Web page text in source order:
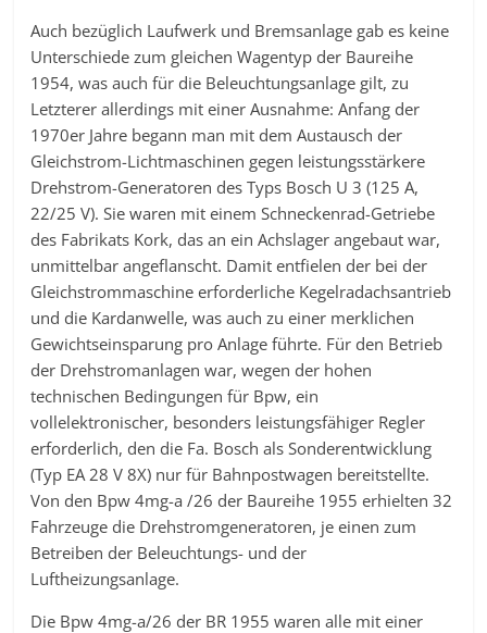
Auch bezüglich Laufwerk und Bremsanlage gab es keine
Unterschiede zum gleichen Wagentyp der Baureihe
1954, was auch für die Beleuchtungsanlage gilt, zu
Letzterer allerdings mit einer Ausnahme: Anfang der
1970er Jahre begann man mit dem Austausch der
Gleichstrom-Lichtmaschinen gegen leistungsstärkere
Drehstrom-Generatoren des Typs Bosch U 3 (125 A,
22/25 V). Sie waren mit einem Schneckenrad-Getriebe
des Fabrikats Kork, das an ein Achslager angebaut war,
unmittelbar angeflanscht. Damit entfielen der bei der
Gleichstrommaschine erforderliche Kegelradachsantrieb
und die Kardanwelle, was auch zu einer merklichen
Gewichtseinsparung pro Anlage führte. Für den Betrieb
der Drehstromanlagen war, wegen der hohen
technischen Bedingungen für Bpw, ein
vollelektronischer, besonders leistungsfähiger Regler
erforderlich, den die Fa. Bosch als Sonderentwicklung
(Typ EA 28 V 8X) nur für Bahnpostwagen bereitstellte.
Von den Bpw 4mg-a /26 der Baureihe 1955 erhielten 32
Fahrzeuge die Drehstromgeneratoren, je einen zum
Betreiben der Beleuchtungs- und der
Luftheizungsanlage.
Die Bpw 4mg-a/26 der BR 1955 waren alle mit einer